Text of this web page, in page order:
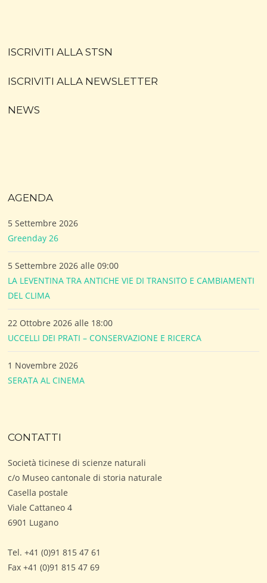
ISCRIVITI ALLA STSN
ISCRIVITI ALLA NEWSLETTER
NEWS
AGENDA
5 Settembre 2026
Greenday 26
5 Settembre 2026 alle 09:00
LA LEVENTINA TRA ANTICHE VIE DI TRANSITO E CAMBIAMENTI
DEL CLIMA
22 Ottobre 2026 alle 18:00
UCCELLI DEI PRATI – CONSERVAZIONE E RICERCA
1 Novembre 2026
SERATA AL CINEMA
CONTATTI
Società ticinese di scienze naturali
c/o Museo cantonale di storia naturale
Casella postale
Viale Cattaneo 4
6901 Lugano
Tel. +41 (0)91 815 47 61
Fax +41 (0)91 815 47 69